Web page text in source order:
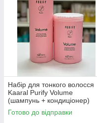
Набір для тонкого волосся
Kaaral Purify Volume
(шампунь + кондиціонер)
Готово до відправки